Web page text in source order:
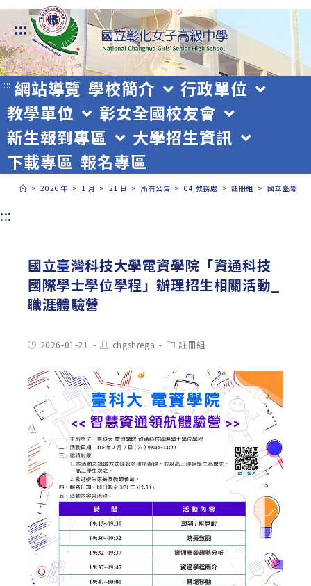
跳
轉
至
主
要
內
容
:::
::: 網站導覽 學校簡介
行政單位
教學單位
彰女全國校友會
新生報到專區
大學招生資訊
下載專區 報名專區
> 2026 年 > 1 月 > 21 日 > 所有公告 > 04.教務處 > 註冊組 > 國立臺灣科
:::
國立臺灣科技大學電資學院「資通科技
國際學士學位學程」辦理招生相關活動_
職涯體驗營
Post2026-01-21
Post
author:
chgshrega
Post註冊組